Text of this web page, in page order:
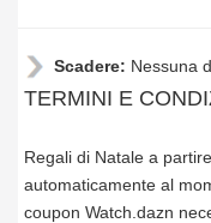
Scadere: Nessuna
TERMINI E
Regali di Natale a
automaticamente al
coupon Watch.dazn